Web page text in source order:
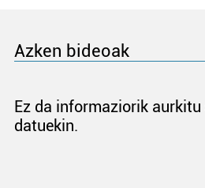
Azken bideoak
Ez da informaziorik
datuekin.